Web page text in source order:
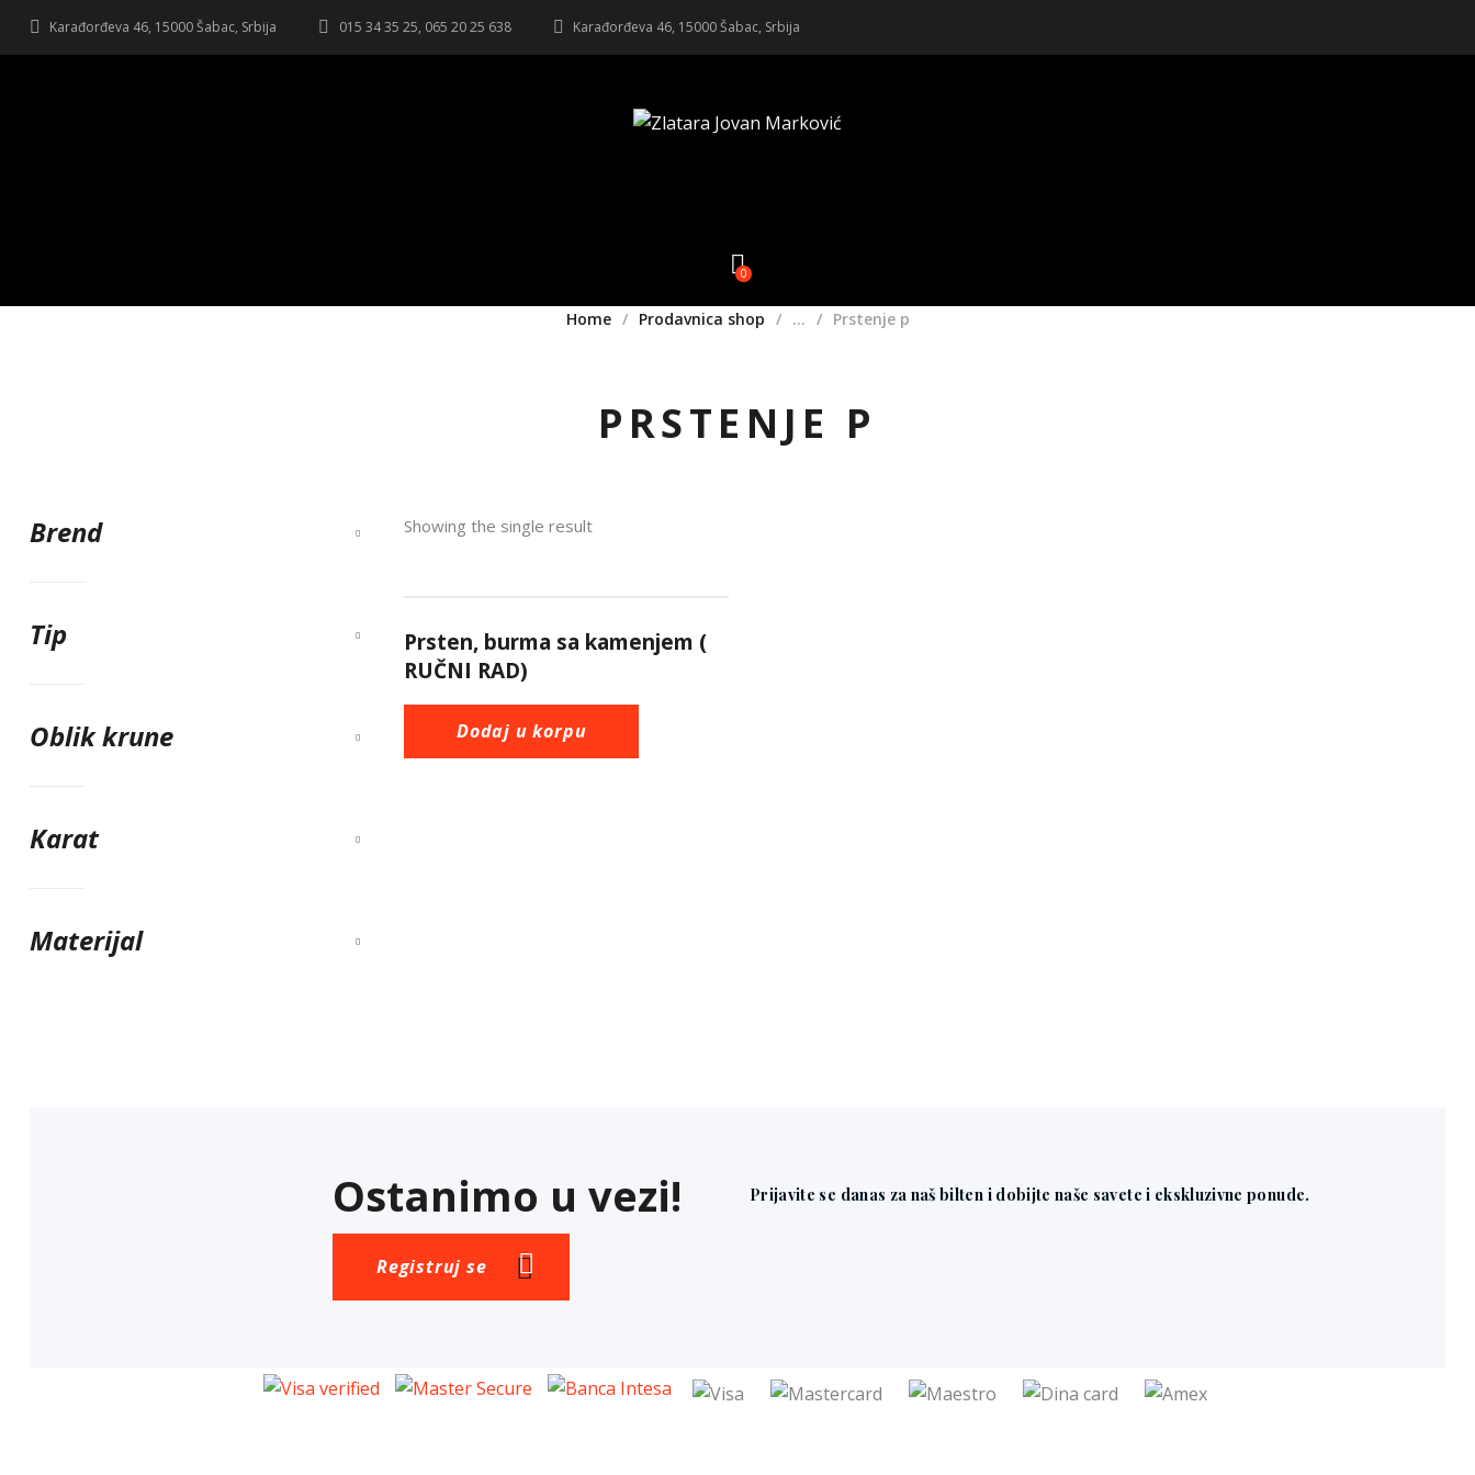
Karađorđeva 46, 15000 Šabac, Srbija 015 34 35 25, 065 20 25 638 Karađorđeva 46, 15000 Šabac, Srbija
0
PRSTENJE P
Home Prodavnica shop ... Prstenje p
Showing the single result
Prsten, burma sa kamenjem (
RUČNI RAD)
Dodaj u korpu
Brend
Tip
Oblik krune
Karat
Materijal
Ostanimo u vezi! Prijavite se danas za naš bilten i dobijte naše savete i ekskluzivne ponude.
Registruj se